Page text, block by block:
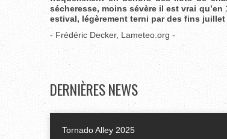
sécheresse, moins sévère il est vrai
estival, légèrement terni par des fins
- Frédéric Decker, Lameteo.org -
DERNIÈRESNEWS
Tornado Alley 2025